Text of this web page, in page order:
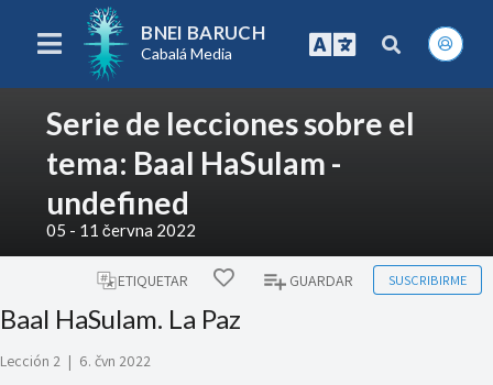
BNEI BARUCH
Cabalá Media
Serie de lecciones sobre el
tema: Baal HaSulam -
undefined
05 - 11 června 2022
ETIQUETAR GUARDAR SUSCRIBIRME
Baal HaSulam. La Paz
Lección 2 | 6. čvn 2022